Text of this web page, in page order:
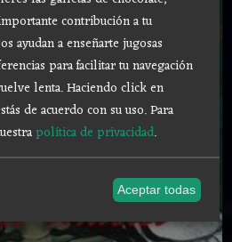
contribución a tu
ayudan a enseñarte jugosas
para facilitar tu navegación
lenta. Haciendo click en
de acuerdo con su uso.Para
política de privacidad.
Aceptar todas